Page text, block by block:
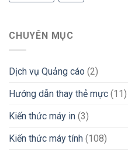
CHUYÊN MỤC
Dịch vụ Quảng cáo (2)
Hướng dẫn thay thẻ mực (11)
Kiến thức máy in (3)
Kiến thức máy tính (108)